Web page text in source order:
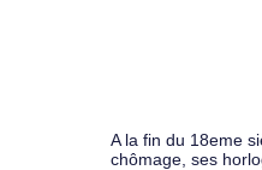
A la fin du 18eme
chômage, ses